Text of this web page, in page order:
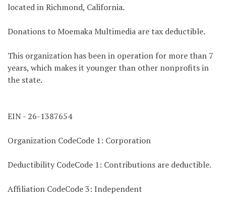
located in Richmond, California.
Donations to Moemaka Multimedia are tax deductible.
This organization has been in operation for more than 7
years, which makes it younger than other nonprofits in
the state.
EIN - 26-1387654
Organization CodeCode 1: Corporation
Deductibility CodeCode 1: Contributions are deductible.
Affiliation CodeCode 3: Independent